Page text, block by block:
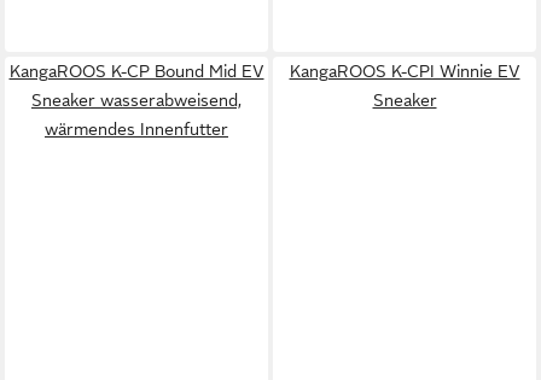
KangaROOS K-CP Bound Mid EV
Sneaker wasserabweisend,
wärmendes Innenfutter
KangaROOS K-CPI Winnie EV
Sneaker